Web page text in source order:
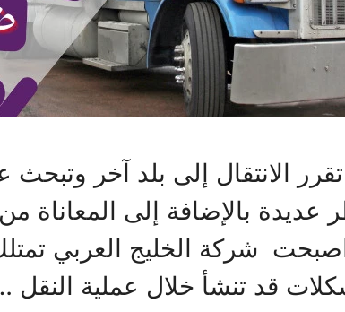
تقرر الانتقال إلى بلد آخر
عديدة بالإضافة إلى المعاناة
شركة الخليج العربي
قد تنشأ خلال عملية النقل